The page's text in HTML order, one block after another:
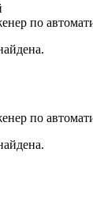
по
по